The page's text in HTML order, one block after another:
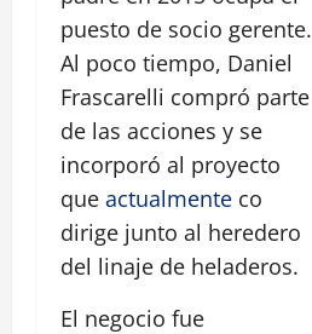
puesto de socio gerente.
Al poco tiempo, Daniel
Frascarelli compró parte
de las acciones y se
incorporó al proyecto
que actualmente co
dirige junto al heredero
del linaje de heladeros.
El negocio fue